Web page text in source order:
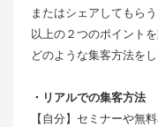
またはシェアしてもらう
以上の２つのポイントを
どのような集客方法を
・リアルでの集客方法
【自分】セミナーや無